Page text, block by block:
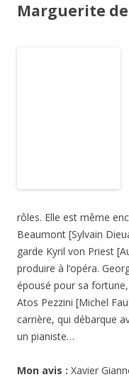
Marguerite
rôles. Elle est même
Beaumont [Sylvain
garde Kyril von Priest
produire à l’opéra.
épousé pour sa
Atos Pezzini [Michel
carrière, qui débarque
un ­pianiste…
Mon avis : Xavier